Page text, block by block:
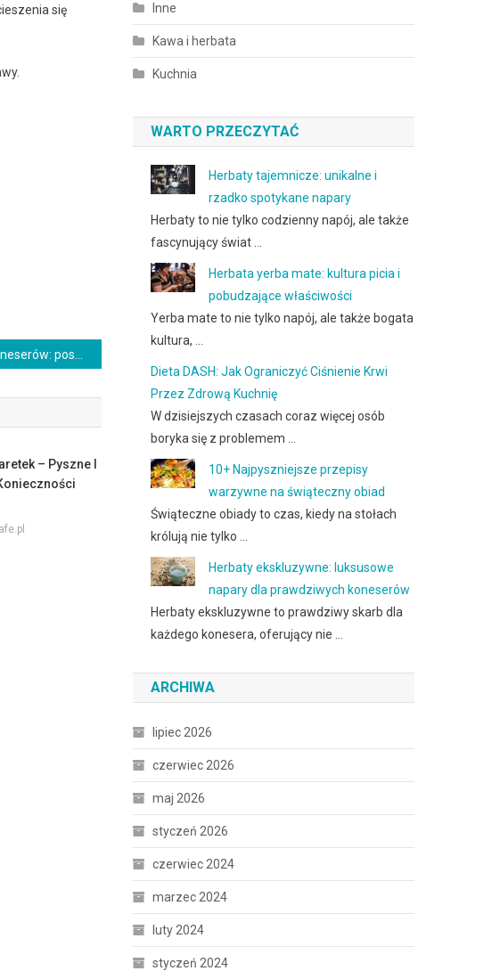
się
– Pyszne I
Inne
Kawa i herbata
Kuchnia
WARTO PRZECZYTAĆ
Herbaty tajemnicze: unikalne i
rzadko spotykane napary
Herbaty to nie tylko codzienny napój, ale także
fascynujący świat …
Herbata yerba mate: kultura picia i
pobudzające właściwości
Yerba mate to nie tylko napój, ale także bogata
kultura, …
Dieta DASH: Jak Ograniczyć Ciśnienie Krwi
Przez Zdrową Kuchnię
W dzisiejszych czasach coraz więcej osób
boryka się z problemem …
10+ Najpyszniejsze przepisy
warzywne na świąteczny obiad
Świąteczne obiady to czas, kiedy na stołach
królują nie tylko …
Herbaty ekskluzywne: luksusowe
napary dla prawdziwych koneserów
Herbaty ekskluzywne to prawdziwy skarb dla
każdego konesera, oferujący nie …
ARCHIWA
lipiec 2026
czerwiec 2026
maj 2026
styczeń 2026
czerwiec 2024
marzec 2024
luty 2024
styczeń 2024